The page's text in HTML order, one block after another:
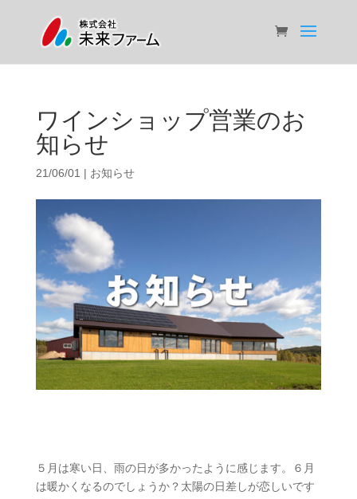
ワインショップ営業のお
知らせ
21/06/01 | お知らせ
５月は寒い日、雨の日が多かったように感じます。６月
は暖かくなるのでしょうか？太陽の日差しが恋しいです